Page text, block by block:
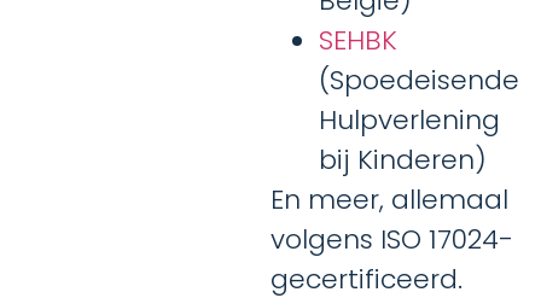
SEHBK
(Spoedeisende
Hulpverlening
bij Kinderen)
En meer, allemaal
volgens ISO 17024-
gecertificeerd.